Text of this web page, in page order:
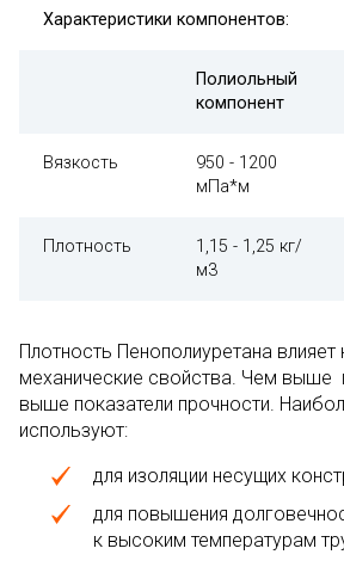
Характеристики компонентов:
Полиольный
компонент
Вязкость
950 - 1200
мПа*м
Плотность
1,15 - 1,25 кг/
м3
Плотность Пенополиуретана
механические свойства. Чем выше
выше показатели прочности.
используют:
для изоляции несущих
для повышения
к высоким температурам